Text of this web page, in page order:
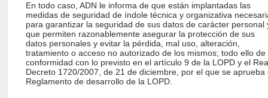
En todo caso, ADN le informa de que están implantadas las
medidas de seguridad de índole técnica y organizativa
para garantizar la seguridad de sus datos de carácter personal
que permiten razonablemente asegurar la protección de sus
datos personales y evitar la pérdida, mal uso, alteración,
tratamiento o acceso no autorizado de los mismos; todo ello de
conformidad con lo previsto en el artículo 9 de la LOPD y el
Decreto 1720/2007, de 21 de diciembre, por el que se aprueba
Reglamento de desarrollo de la LOPD.